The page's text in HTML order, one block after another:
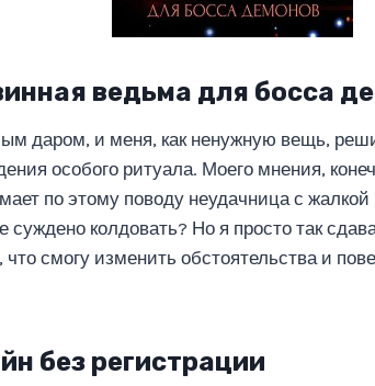
ведьма для босса
даром, и меня, как ненужную вещь,
особого ритуала. Моего мнения,
по этому поводу неудачница с
суждено колдовать? Но я просто так
смогу изменить обстоятельства и
без регистрации